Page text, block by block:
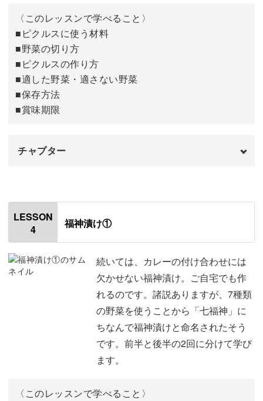
■白菜の漬物を使った
おわりに
〈このレッスンで学べること〉
■ピクルスに使う材料
■野菜の切り方
■ピクルスの作り方
■適した野菜・適さない野菜
■保存方法
■賞味期限
チャプター
はじめに
使用材料
本格的なピクルスについて 02:08
04:12
ピクルス作りに向いていない野菜 08:32
ピクルス液を作り野菜を漬ける 10:33
ビンに入れて保存する
完成♪
LESSON
4
福神漬け①
続いては、カレーの付け合わせには
欠かせない福神漬け。ご自宅でも作
れるのです。諸説ありますが、7種類
の野菜を使うことから「七福神」に
ちなんで福神漬けと命名されたそう
です。前半と後半の2回に分けて学び
ます。
〈このレッスンで学べること〉